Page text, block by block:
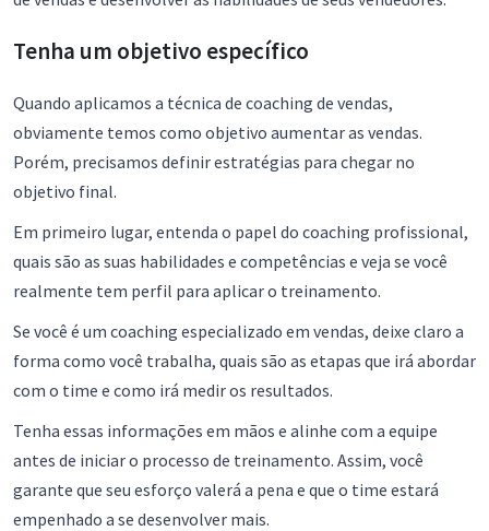
Tenha um objetivo específico
Quando aplicamos a técnica de coaching de vendas,
obviamente temos como objetivo aumentar as vendas.
Porém, precisamos definir estratégias para chegar no
objetivo final.
Em primeiro lugar, entenda o papel do coaching profissional,
quais são as suas habilidades e competências e veja se você
realmente tem perfil para aplicar o treinamento.
Se você é um coaching especializado em vendas, deixe claro a
forma como você trabalha, quais são as etapas que irá abordar
com o time e como irá medir os resultados.
Tenha essas informações em mãos e alinhe com a equipe
antes de iniciar o processo de treinamento. Assim, você
garante que seu esforço valerá a pena e que o time estará
empenhado a se desenvolver mais.